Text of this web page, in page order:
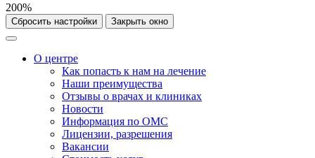
200%
Сбросить настройки Закрыть окно
О центре
Как попасть к нам на лечение
Наши преимущества
Отзывы о врачах и клиниках
Новости
Информация по ОМС
Лицензии, разрешения
Вакансии